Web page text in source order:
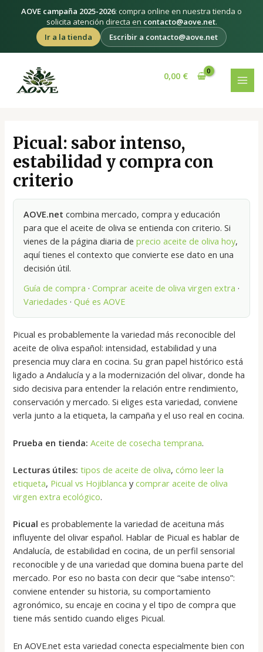
AOVE campaña 2025-2026: compra online en nuestra tienda o
solicita atención directa en contacto@aove.net.
Ir a la tienda
Escribir a contacto@aove.net
contenido
0,00 €
Picual: sabor intenso,
estabilidad y compra con
criterio
AOVE.net combina mercado, compra y educación
para que el aceite de oliva se entienda con criterio. Si
vienes de la página diaria de precio aceite de oliva hoy,
aquí tienes el contexto que convierte ese dato en una
decisión útil.
Guía de compra · Comprar aceite de oliva virgen extra ·
Variedades · Qué es AOVE
Picual es probablemente la variedad más reconocible del
aceite de oliva español: intensidad, estabilidad y una
presencia muy clara en cocina. Su gran papel histórico está
ligado a Andalucía y a la modernización del olivar, donde ha
sido decisiva para entender la relación entre rendimiento,
conservación y mercado. Si eliges esta variedad, conviene
verla junto a la etiqueta, la campaña y el uso real en cocina.
Prueba en tienda: Aceite de cosecha temprana.
Lecturas útiles: tipos de aceite de oliva,cómo leer la
etiqueta, Picual vs Hojiblanca ycomprar aceite de oliva
virgen extra ecológico.
Picual es probablemente la variedad de aceituna más
influyente del olivar español. Hablar de Picual es hablar de
Andalucía, de estabilidad en cocina, de un perfil sensorial
reconocible y de una variedad que domina buena parte del
mercado. Por eso no basta con decir que “sabe intenso”:
conviene entender su historia, su comportamiento
agronómico, su encaje en cocina y el tipo de compra que
tiene más sentido cuando eliges Picual.
En AOVE.net esta variedad conecta especialmente bien con